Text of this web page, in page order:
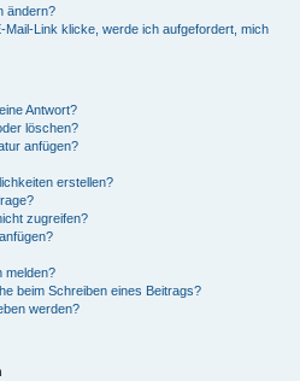
ändern?
Link klicke, werde ich aufgefordert, mich
Antwort?
löschen?
anfügen?
erstellen?
zugreifen?
melden?
beim Schreiben eines Beitrags?
werden?